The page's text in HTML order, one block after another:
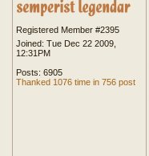
Registered Member #2395
Joined: Tue Dec 22 2009,
12:31PM
Posts: 6905
Thanked 1076 time in 756 post